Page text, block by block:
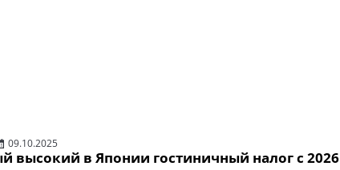
09.10.2025
высокий в Японии гостиничный налог с 2026